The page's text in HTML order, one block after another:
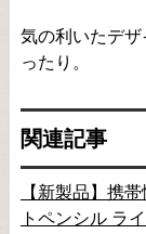
気の利いたデ
ったり。
関連記事
【新製品】携
トペンシル ライ